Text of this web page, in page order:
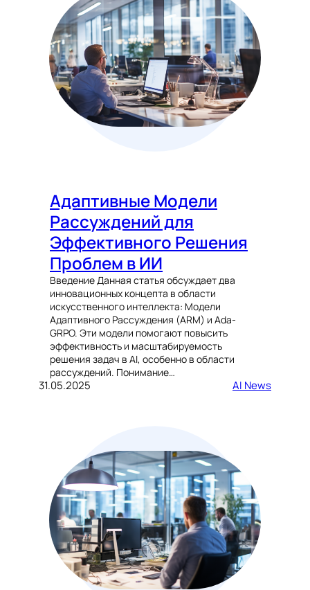
Адаптивные Модели
Рассуждений для
Эффективного Решения
Проблем в ИИ
Введение Данная статья обсуждает два
инновационных концепта в области
искусственного интеллекта: Модели
Адаптивного Рассуждения (ARM) и Ada-
GRPO. Эти модели помогают повысить
эффективность и масштабируемость
решения задач в AI, особенно в области
рассуждений. Понимание…
31.05.2025 AI News